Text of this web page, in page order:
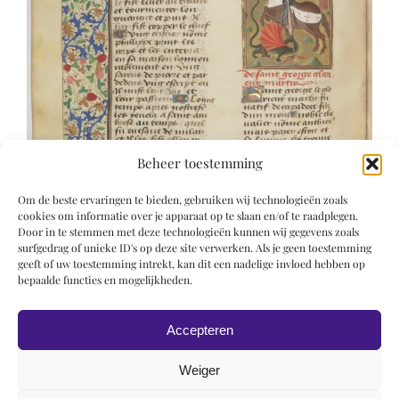
Beheer toestemming
Om de beste ervaringen te bieden, gebruiken wij technologieën zoals
cookies om informatie over je apparaat op te slaan en/of te raadplegen.
Door in te stemmen met deze technologieën kunnen wij gegevens zoals
surfgedrag of unieke ID's op deze site verwerken. Als je geen toestemming
geeft of uw toestemming intrekt, kan dit een nadelige invloed hebben op
bepaalde functies en mogelijkheden.
Accepteren
Weiger